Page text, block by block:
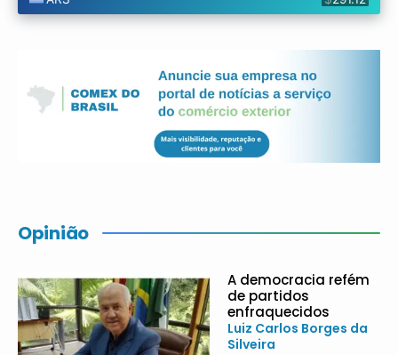
Opinião
A democracia refém
de partidos
enfraquecidos
Luiz Carlos Borges da
Silveira